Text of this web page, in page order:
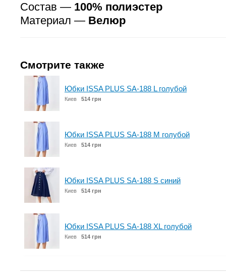
Состав — 100% полиэстер
Материал — Велюр
Смотрите также
Юбки ISSA PLUS SA-188 L голубой
Киев 514 грн
Юбки ISSA PLUS SA-188 M голубой
Киев 514 грн
Юбки ISSA PLUS SA-188 S синий
Киев 514 грн
Юбки ISSA PLUS SA-188 XL голубой
Киев 514 грн